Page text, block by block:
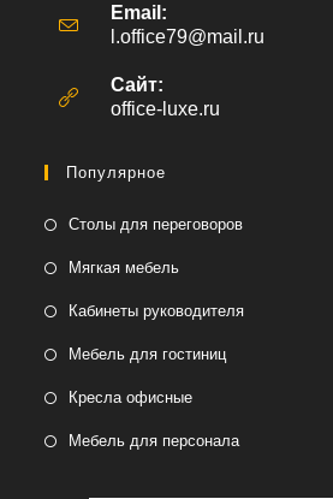
Email:
l.office79@mail.ru
Сайт:
office-luxe.ru
Популярное
Столы для переговоров
Мягкая мебель
Кабинеты руководителя
Мебель для гостиниц
Кресла офисные
Мебель для персонала